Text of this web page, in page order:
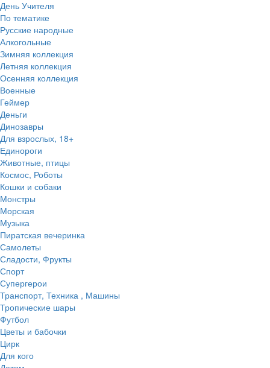
День Учителя
По тематике
Русские народные
Алкогольные
Зимняя коллекция
Летняя коллекция
Осенняя коллекция
Военные
Геймер
Деньги
Динозавры
Для взрослых, 18+
Единороги
Животные, птицы
Космос, Роботы
Кошки и собаки
Монстры
Морская
Музыка
Пиратская вечеринка
Самолеты
Сладости, Фрукты
Спорт
Супергерои
Транспорт, Техника , Машины
Тропические шары
Футбол
Цветы и бабочки
Цирк
Для кого